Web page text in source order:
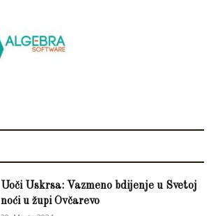
Uoči Uskrsa: Vazmeno bdijenje u Svetoj
noći u župi Ovčarevo